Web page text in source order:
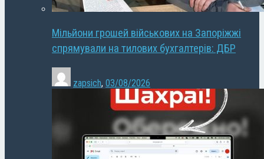
Мільйони грошей військових на Запоріжжі
спрямували на тилових бухгалтерів: ДБР
zapsich, 03/08/2026